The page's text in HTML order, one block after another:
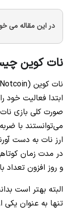
در این مقاله می
نات کوین
ابتدا فعالیت خود
صورت کلی بازی
می‌توانستند با
ارز نات به دست
در مدت زمان
و روز افزون تعداد
البته بهتر است
تنها به عنوان